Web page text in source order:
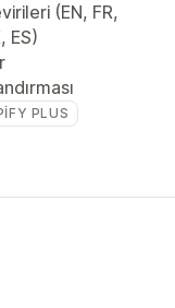
(EN, FR,
ES)
PLUS